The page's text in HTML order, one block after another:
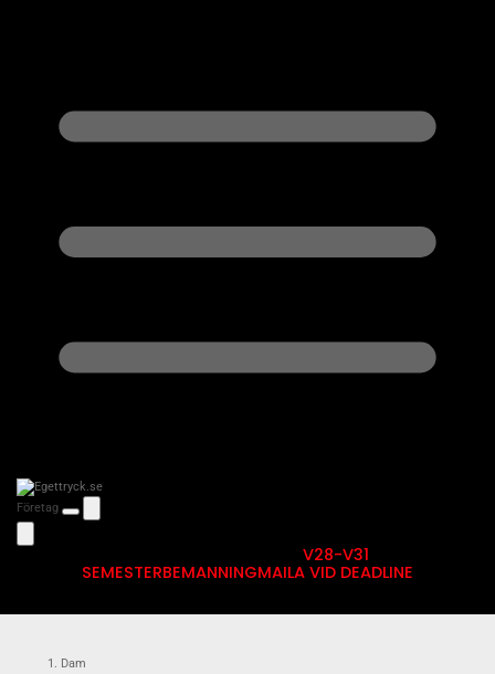
Företag
SEMESTERBEMANNING
V28-V31
MAILA VID DEADLINE
Dam